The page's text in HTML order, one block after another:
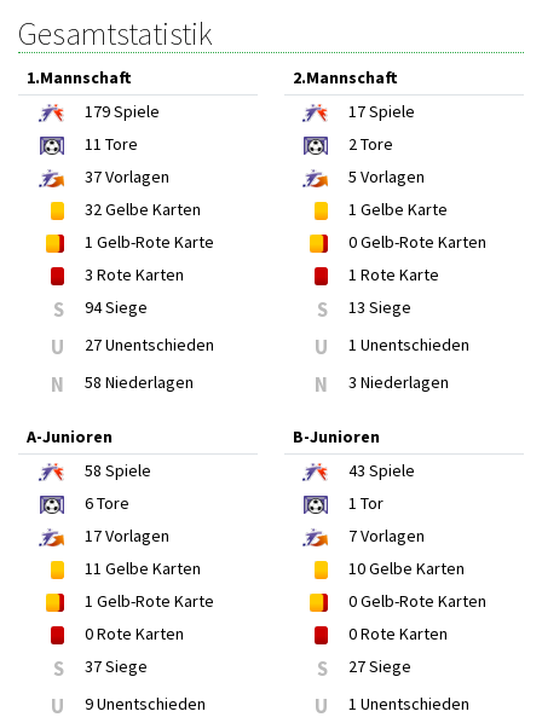
Gesamtstatistik
1.Mannschaft
179Spiele
11 Tore
37Vorlagen
32Gelbe Karten
1 Gelb-Rote Karte
3 Rote Karten
S 94 Siege
U 27 Unentschieden
N 58 Niederlagen
2.Mannschaft
17Spiele
2Tore
5 Vorlagen
1 Gelbe Karte
0Gelb-Rote Karten
1 Rote Karte
S 13 Siege
U 1 Unentschieden
N 3 Niederlagen
A-Junioren
58 Spiele
6Tore
17Vorlagen
11 Gelbe Karten
1 Gelb-Rote Karte
0Rote Karten
S 37 Siege
U 9 Unentschieden
B-Junioren
43 Spiele
1 Tor
7Vorlagen
10Gelbe Karten
0Gelb-Rote Karten
0Rote Karten
S 27 Siege
U 1 Unentschieden